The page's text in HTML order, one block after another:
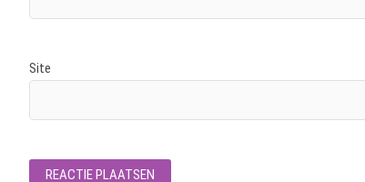
Site